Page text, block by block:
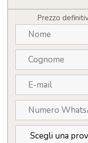
forma
bottiglia
quantità
Prezzo